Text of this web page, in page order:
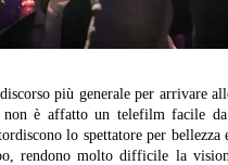
più generale per arrivare
non è affatto un telefilm facile
lo spettatore per bellezza
rendono molto difficile la